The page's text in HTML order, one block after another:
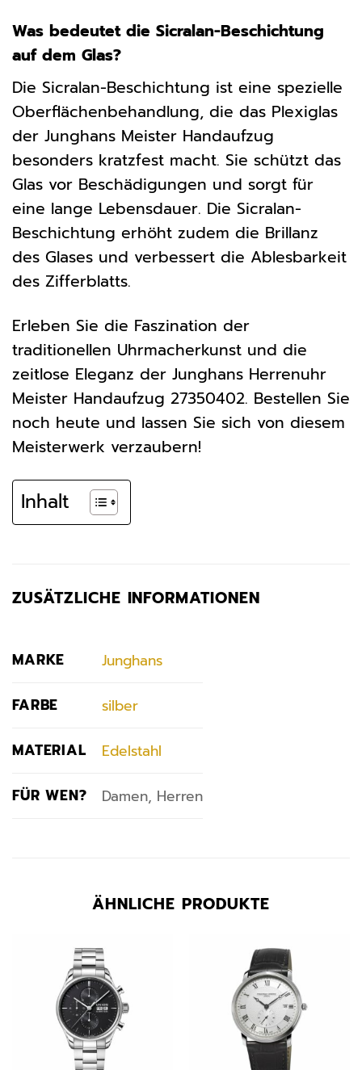
Was bedeutet die Sicralan-Beschichtung
auf dem Glas?
Die Sicralan-Beschichtung ist eine spezielle
Oberflächenbehandlung, die das Plexiglas
der Junghans Meister Handaufzug
besonders kratzfest macht. Sie schützt das
Glas vor Beschädigungen und sorgt für
eine lange Lebensdauer. Die Sicralan-
Beschichtung erhöht zudem die Brillanz
des Glases und verbessert die Ablesbarkeit
des Zifferblatts.
Erleben Sie die Faszination der
traditionellen Uhrmacherkunst und die
zeitlose Eleganz der Junghans Herrenuhr
Meister Handaufzug 27350402. Bestellen Sie
noch heute und lassen Sie sich von diesem
Meisterwerk verzaubern!
Inhalt
ZUSÄTZLICHE INFORMATIONEN
MARKE Junghans
FARBE silber
MATERIAL Edelstahl
FÜR WEN? Damen, Herren
ÄHNLICHE PRODUKTE